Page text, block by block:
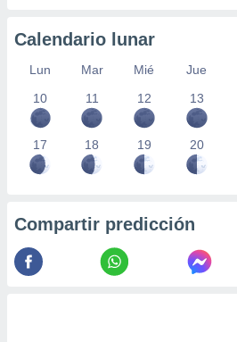
Calendario lunar
Lun Mar Mié Jue
10
11 12 13
17 18 19 20
Compartir predicción